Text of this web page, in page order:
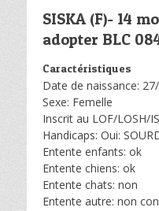
SISKA (F)- 14
adopter BLC
Caractéristiques
Date de naissance:
Sexe: Femelle
Inscrit au LOF/LOSH/
Handicaps: Oui:
Entente enfants: ok
Entente chiens: ok
Entente chats: non
Entente autre: non